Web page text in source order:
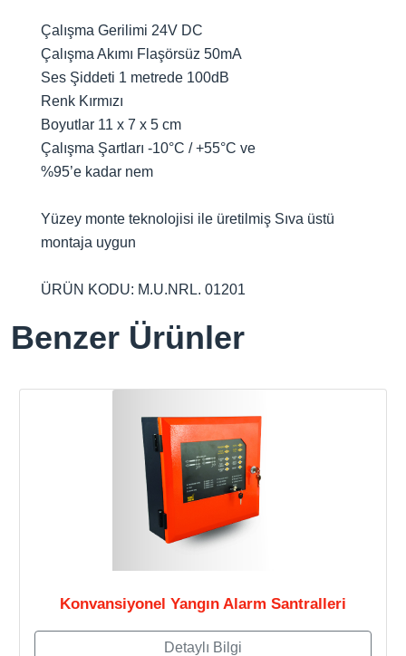
Çalışma Gerilimi 24V DC
Çalışma Akımı Flaşörsüz 50mA
Ses Şiddeti 1 metrede 100dB
Renk Kırmızı
Boyutlar 11 x 7 x 5 cm
Çalışma Şartları -10°C / +55°C ve
%95’e kadar nem
Yüzey monte teknolojisi ile üretilmiş Sıva üstü
montaja uygun
ÜRÜN KODU: M.U.NRL. 01201
Benzer Ürünler
Konvansiyonel Yangın Alarm Santralleri
Detaylı Bilgi